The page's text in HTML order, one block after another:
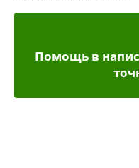
Помощь в